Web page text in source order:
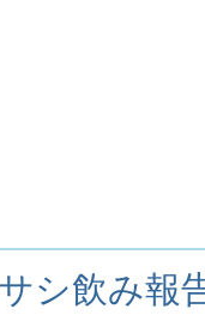
シ飲み報